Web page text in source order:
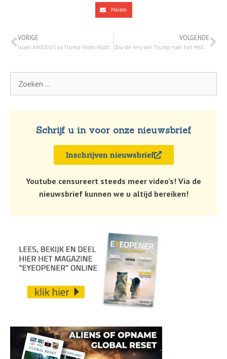
Mailen
VORIGE
Israel ANXIOUS as Trump Visits Middle East; Hamas FREES American Hostage | Watchman Newscast LIVE – 12 mei 2025
VOLGENDE
Zou de reis van Trump naar het Midden-Oosten kunnen leiden tot een deal zonder Israël? | Nieuws over The 700 Club – 13 mei 2025
Schrijf u in voor onze nieuwsbrief
Inschrijven nieuwsbrief
Youtube censureert steeds meer video’s! Via de
nieuwsbrief kunnen we u altijd bereiken!